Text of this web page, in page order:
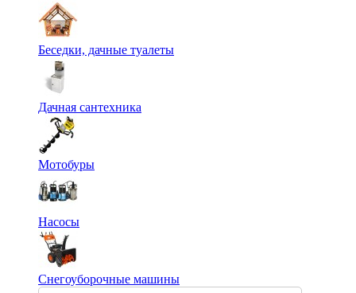
Беседки, дачные туалеты
Дачная сантехника
Мотобуры
Насосы
Снегоуборочные машины